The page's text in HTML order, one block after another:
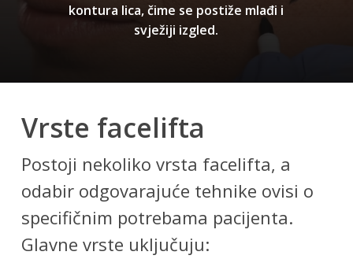
kontura lica, čime se postiže mlađi i
svježiji izgled.
Vrste facelifta
Postoji nekoliko vrsta facelifta, a
odabir odgovarajuće tehnike ovisi o
specifičnim potrebama pacijenta.
Glavne vrste uključuju: